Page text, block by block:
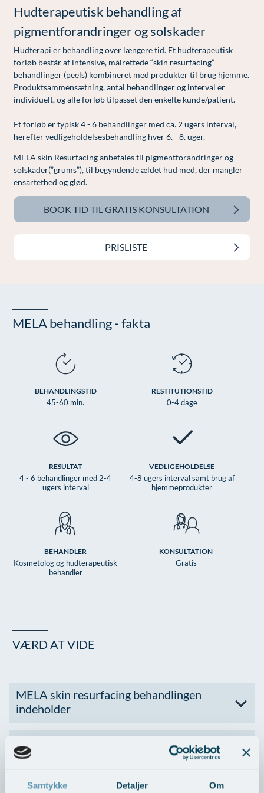
Samtykke Detaljer Om
Lunge-astma-allergi
Mave-tarm kirurgi
Menopause- og hormonterapi
Neurologi (hjerne-nervesygdomme)
Onkologi (kræftsygdomme)
Plastikkirurgi (rekonstruktiv)
Svedproblemer
Thoraxkirurgi (slipping rib)
Plasmaprodukter i æstetisk, kosmetisk og anti-
aging medicin
Prisliste
Skriv dig op
Udskrivelse
Kontakt os & Find vej
Kvalitet og patienttilfredshed
Nyttige links
Parkering og opladning på AROS Privathospital
Persondatapolitik på AROS
Rygepolitik
Sengestuer
operationer
Vores mål
Hudterapeutisk behandling af
pigmentforandringer og solskader
Hudterapi er behandling over længere tid. Et hudterapeutisk
forløb består af intensive, målrettede “skin resurfacing”
behandlinger (peels) kombineret med produkter til brug hjemme.
Produktsammensætning, antal behandlinger og interval er
individuelt, og alle forløb tilpasset den enkelte kunde/patient.
Et forløb er typisk 4 - 6 behandlinger med ca. 2 ugers interval,
herefter vedligeholdelsesbehandling hver 6. - 8. uger.
MELA skin Resurfacing anbefales til pigmentforandringer og
solskader(”grums”), til begyndende ældet hud med, der mangler
ensartethed og glød.
BOOK TID TIL GRATIS KONSULTATION
PRISLISTE
MELA behandling - fakta
BEHANDLINGSTID
45-60 min.
RESTITUTIONSTID
0-4 dage
RESULTAT
4 - 6 behandlinger med 2-4
ugers interval
VEDLIGEHOLDELSE
4-8 ugers interval samt brug af
hjemmeprodukter
BEHANDLER
Kosmetolog og hudterapeutisk
behandler
KONSULTATION
Gratis
VÆRD AT VIDE
MELA skin resurfacing behandlingen
indeholder